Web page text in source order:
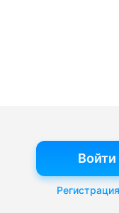
Войти